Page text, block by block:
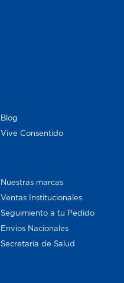
Blog
Vive Consentido
Nuestras marcas
Ventas Institucionales
Seguimiento a tu Pedido
Envios Nacionales
Secretaría de Salud